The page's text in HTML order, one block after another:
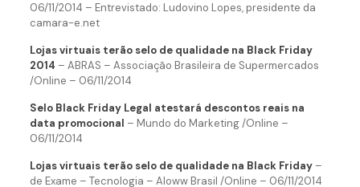
06/11/2014 – Entrevistado: Ludovino Lopes, presidente da
camara-e.net
Lojas virtuais terão selo de qualidade na Black Friday
2014 – ABRAS – Associação Brasileira de Supermercados
/Online – 06/11/2014
Selo Black Friday Legal atestará descontos reais na
data promocional – Mundo do Marketing /Online –
06/11/2014
Lojas virtuais terão selo de qualidade na Black Friday–
de Exame – Tecnologia – Aloww Brasil /Online – 06/11/2014